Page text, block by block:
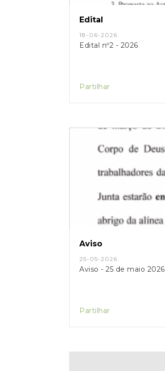
Edital
18-06-2026
Edital nº2 - 2026
Partilhar
Aviso
25-05-2026
Aviso - 25 de maio 2026
Partilhar